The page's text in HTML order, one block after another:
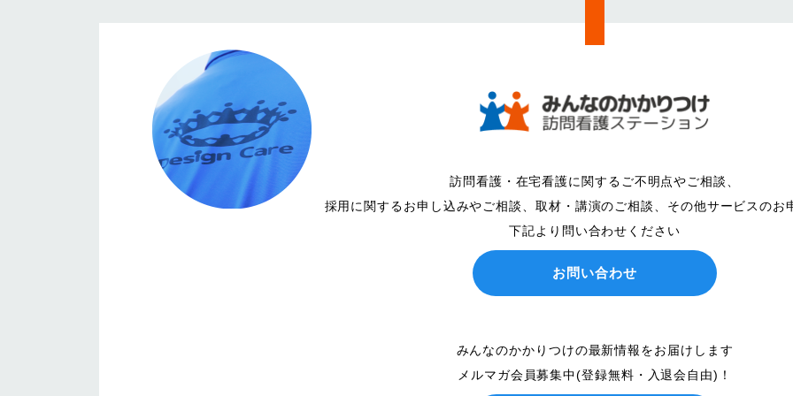
訪問看護・在宅看護に関するご不明点やご相談、
採用に関するお申し込みやご相談、取材・講演のご相談、その他サービスのお
下記より問い合わせください
お問い合わせ
みんなのかかりつけの最新情報をお届けします
メルマガ会員募集中(登録無料・入退会自由)！